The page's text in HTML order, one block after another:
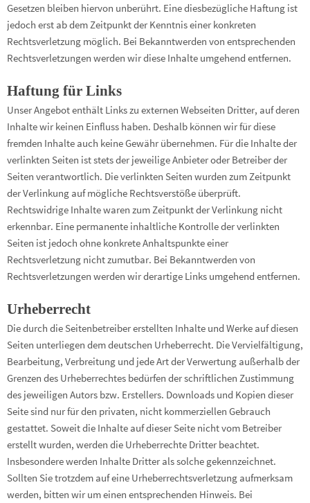
Gesetzen bleiben hiervon unberührt. Eine diesbezügliche Haftung ist
jedoch erst ab dem Zeitpunkt der Kenntnis einer konkreten
Rechtsverletzung möglich. Bei Bekanntwerden von entsprechenden
Rechtsverletzungen werden wir diese Inhalte umgehend entfernen.
Haftung für Links
Unser Angebot enthält Links zu externen Webseiten Dritter, auf deren
Inhalte wir keinen Einfluss haben. Deshalb können wir für diese
fremden Inhalte auch keine Gewähr übernehmen. Für die Inhalte der
verlinkten Seiten ist stets der jeweilige Anbieter oder Betreiber der
Seiten verantwortlich. Die verlinkten Seiten wurden zum Zeitpunkt
der Verlinkung auf mögliche Rechtsverstöße überprüft.
Rechtswidrige Inhalte waren zum Zeitpunkt der Verlinkung nicht
erkennbar. Eine permanente inhaltliche Kontrolle der verlinkten
Seiten ist jedoch ohne konkrete Anhaltspunkte einer
Rechtsverletzung nicht zumutbar. Bei Bekanntwerden von
Rechtsverletzungen werden wir derartige Links umgehend entfernen.
Urheberrecht
Die durch die Seitenbetreiber erstellten Inhalte und Werke auf diesen
Seiten unterliegen dem deutschen Urheberrecht. Die Vervielfältigung,
Bearbeitung, Verbreitung und jede Art der Verwertung außerhalb der
Grenzen des Urheberrechtes bedürfen der schriftlichen Zustimmung
des jeweiligen Autors bzw. Erstellers. Downloads und Kopien dieser
Seite sind nur für den privaten, nicht kommerziellen Gebrauch
gestattet. Soweit die Inhalte auf dieser Seite nicht vom Betreiber
erstellt wurden, werden die Urheberrechte Dritter beachtet.
Insbesondere werden Inhalte Dritter als solche gekennzeichnet.
Sollten Sie trotzdem auf eine Urheberrechtsverletzung aufmerksam
werden, bitten wir um einen entsprechenden Hinweis. Bei